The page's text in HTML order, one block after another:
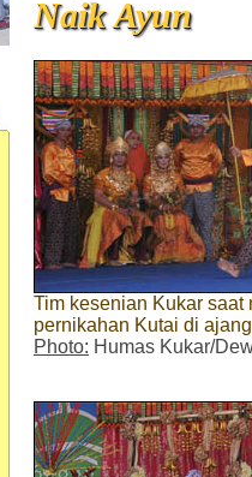
Naik Ayun
Tim kesenian Kukar
pernikahan Kutai di
Photo: Humas Kukar/